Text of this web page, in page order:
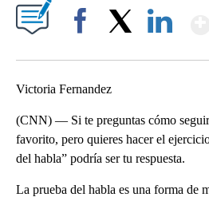
Victoria Fernandez
(CNN) — Si te preguntas cómo
favorito, pero quieres hacer el
del habla” podría ser tu respuesta.
La prueba del habla es una forma de